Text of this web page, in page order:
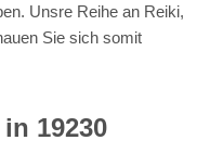
Unsre Reihe an Reiki,
Sie sich somit
19230